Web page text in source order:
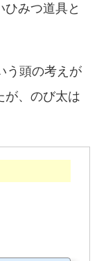
ひみつ道具と
う頭の考えが
が、のび太は